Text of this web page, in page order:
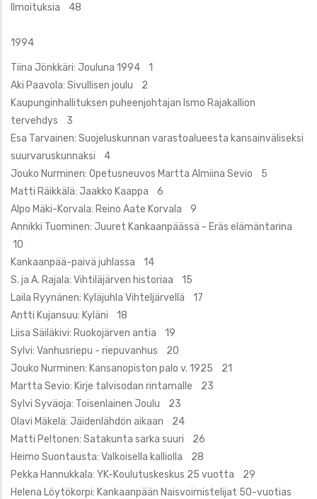
Ilmoituksia 48
1994
Tiina Jönkkäri: Jouluna 1994 1
Aki Paavola: Sivullisen joulu 2
Kaupunginhallituksen puheenjohtajan Ismo Rajakallion
tervehdys 3
Esa Tarvainen: Suojeluskunnan varastoalueesta kansainväliseksi
suurvaruskunnaksi 4
Jouko Nurminen: Opetusneuvos Martta Almiina Sevio 5
Matti Räikkälä: Jaakko Kaappa 6
Alpo Mäki-Korvala: Reino Aate Korvala 9
Annikki Tuominen: Juuret Kankaanpäässä - Eräs elämäntarina
10
Kankaanpää-paivä juhlassa 14
S. ja A. Rajala: Vihtiläjärven historiaa 15
Laila Ryynänen: Kyläjuhla Vihteljärvellä 17
Antti Kujansuu: Kyläni 18
Liisa Säiläkivi: Ruokojärven antia 19
Sylvi: Vanhusriepu - riepuvanhus 20
Jouko Nurminen: Kansanopiston palo v. 1925 21
Martta Sevio: Kirje talvisodan rintamalle 23
Sylvi Syväoja: Toisenlainen Joulu 23
Olavi Mäkelä: Jäidenlähdön aikaan 24
Matti Peltonen: Satakunta sarka suuri 26
Heimo Suontausta: Valkoisella kalliolla 28
Pekka Hannukkala: YK-Koulutuskeskus 25 vuotta 29
Helena Löytökorpi: Kankaanpään Naisvoimistelijat 50-vuotias